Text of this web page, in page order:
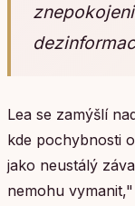
Lea se zamýšlí
kde pochybnosti
jako neustálý
nemohu